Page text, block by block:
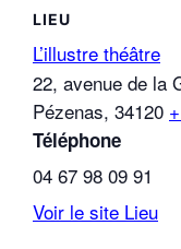
LIEU
L’illustre théâtre
22, avenue de la
Pézenas, 34120
Téléphone
04 67 98 09 91
Voir le site Lieu